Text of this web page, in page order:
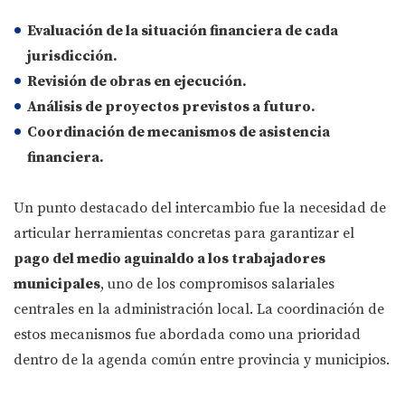
Evaluación de la situación financiera de cada
jurisdicción.
Revisión de obras en ejecución.
Análisis de proyectos previstos a futuro.
Coordinación de mecanismos de asistencia
financiera.
Un punto destacado del intercambio fue la necesidad de
articular herramientas concretas para garantizar el
pago del medio aguinaldo a los trabajadores
municipales, uno de los compromisos salariales
centrales en la administración local. La coordinación de
estos mecanismos fue abordada como una prioridad
dentro de la agenda común entre provincia y municipios.